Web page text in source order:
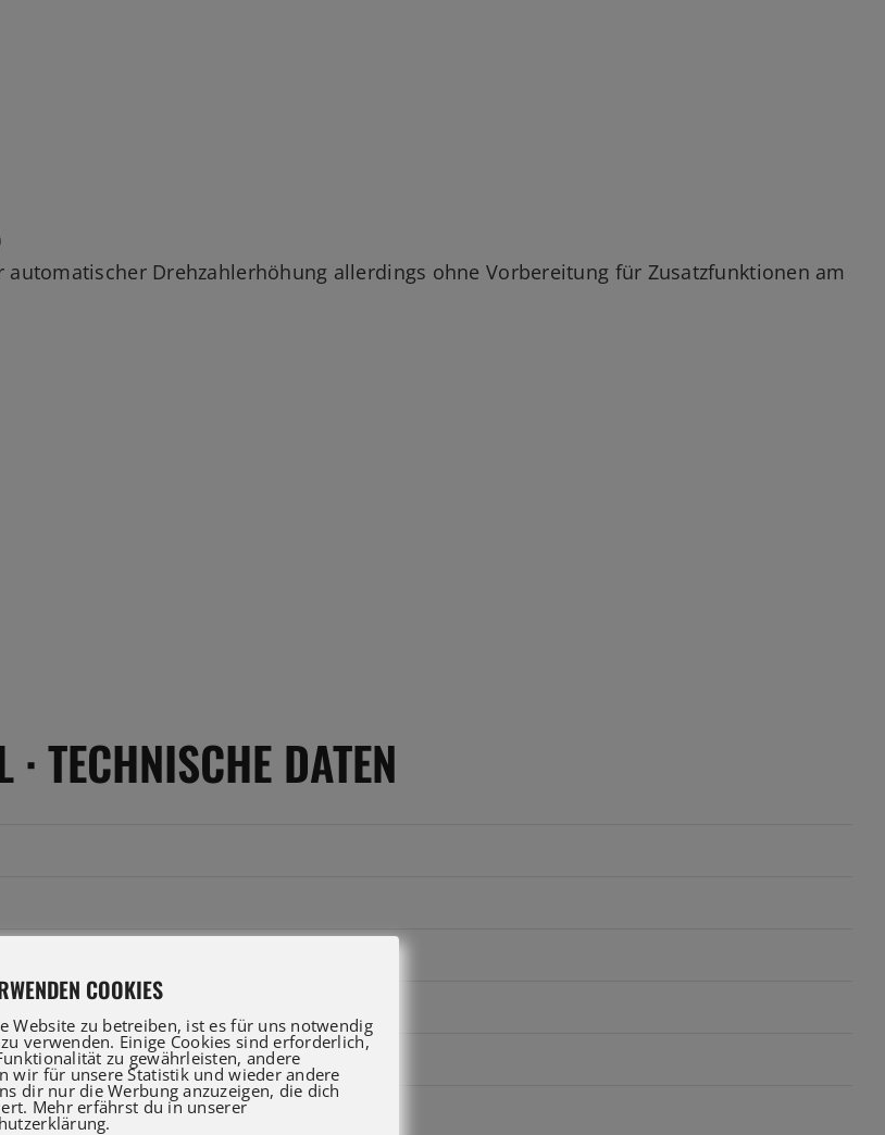
automatischer Drehzahlerhöhung allerdings ohne Vorbereitung für Zusatzfunktionen am
TECHNISCHE DATEN
COOKIES
Website zu betreiben, ist es für uns notwendig
verwenden. Einige Cookies sind erforderlich,
zu gewährleisten, andere
wir für unsere Statistik und wieder andere
dir nur die Werbung anzuzeigen, die dich
Mehr erfährst du in unserer